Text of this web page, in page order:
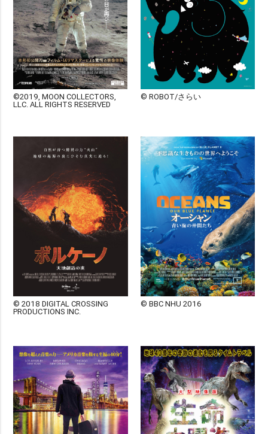
©2019, MOON COLLECTORS,
LLC. ALL RIGHTS RESERVED
© ROBOT/さらい
© 2018 DIGITAL CROSSING
PRODUCTIONS INC.
© BBC NHU 2016